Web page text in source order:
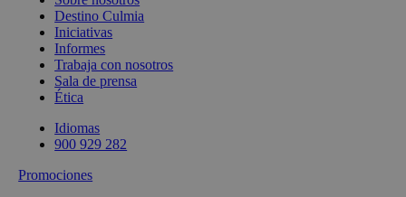
Destino Culmia
Iniciativas
Informes
Trabaja con nosotros
Sala de prensa
Ética
Idiomas
900 929 282
Promociones